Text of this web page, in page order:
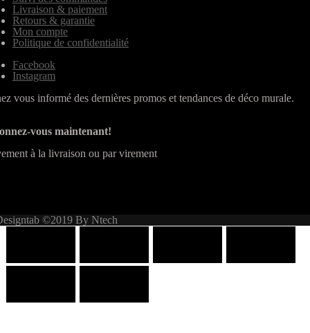
Livraison & paiement
Retours & garantie
Mon compte
Politique de confidentialité
Facebook
Instagram
vous informé des dernières promos et tendances de déco murale.
vous maintenant!
à la livraison ou par virement
©2019 By Ntech